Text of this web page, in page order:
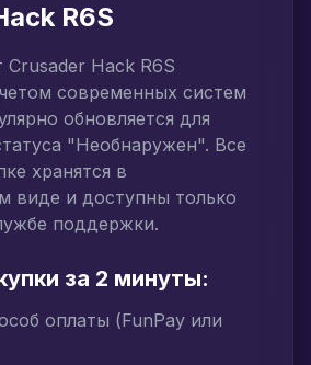
R6S
Hack R6S
современных систем
обновляется для
"Необнаружен". Все
хранятся в
виде и доступны только
поддержки.
за 2 минуты:
оплаты (FunPay или